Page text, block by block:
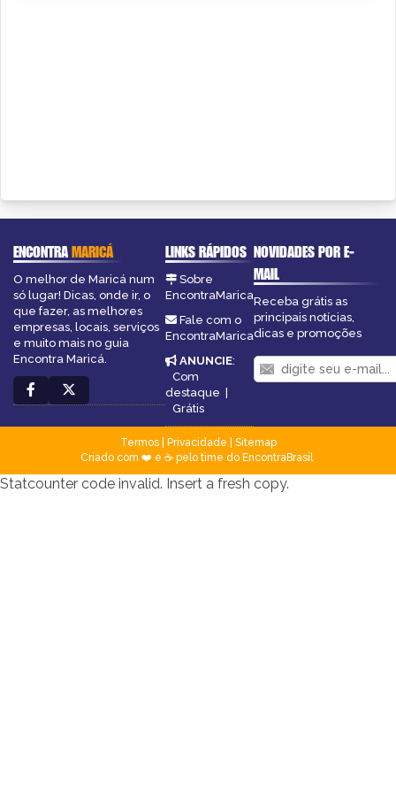
ENCONTRAMARICÁ
O melhor de Maricá num
só lugar! Dicas, onde ir, o
que fazer, as melhores
empresas, locais, serviços
e muito mais no guia
Encontra Maricá.
LINKS RÁPIDOS
Sobre
EncontraMarica
Fale com o
EncontraMarica
ANUNCIE:
Com
destaque |
Grátis
NOVIDADES POR E-
MAIL
Receba grátis as
principais notícias,
dicas e promoções
Termos| Privacidade
Sitemap
Criado com ❤️ e ☕ pelo time do EncontraBrasil
Statcounter code invalid. Insert a fresh copy.